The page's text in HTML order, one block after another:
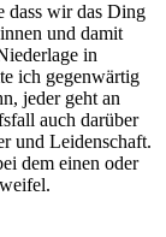
dass wir das Ding
und damit
in
ich gegenwärtig
jeder geht an
auch darüber
und Leidenschaft.
dem einen oder